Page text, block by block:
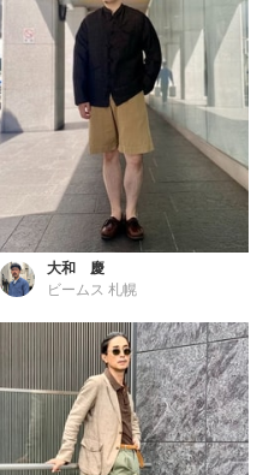
大和 慶
ビームス 札幌